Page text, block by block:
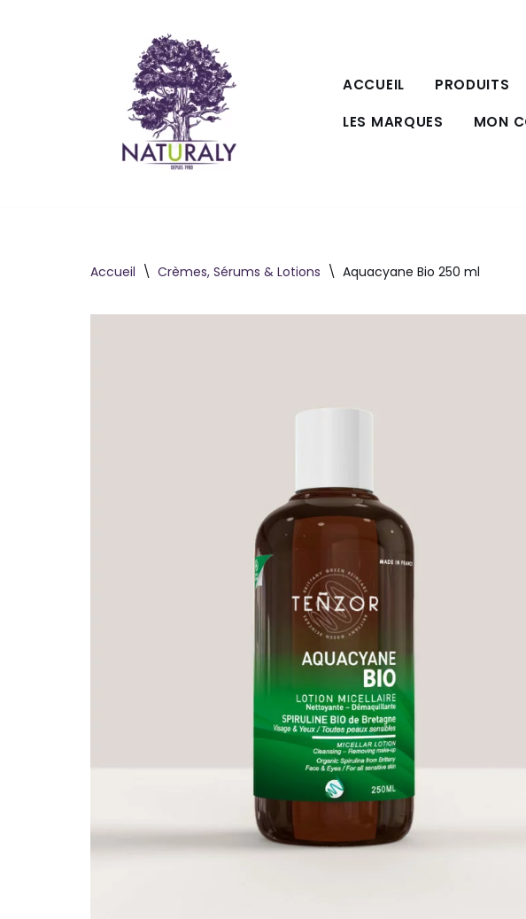
ACCUEIL PRODUITS
LES MARQUES
MON
Accueil \ Crèmes, Sérums & Lotions \ Aquacyane Bio 250 ml